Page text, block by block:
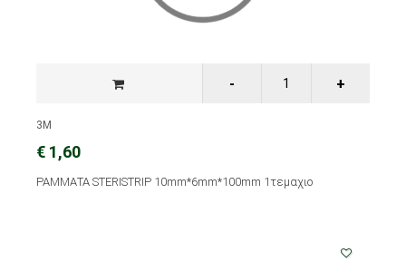
3M
€ 1,60
ΡΑΜΜΑΤΑ STERISTRIP 10mm*6mm*100mm 1τεμαχιο